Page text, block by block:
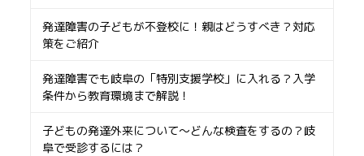
発達障害の子どもが不登校に！親はどうすべき？対応
策をご紹介
発達障害でも岐阜の「特別支援学校」に入れる？入学
条件から教育環境まで解説！
子どもの発達外来について〜どんな検査をするの？岐
阜で受診するには？